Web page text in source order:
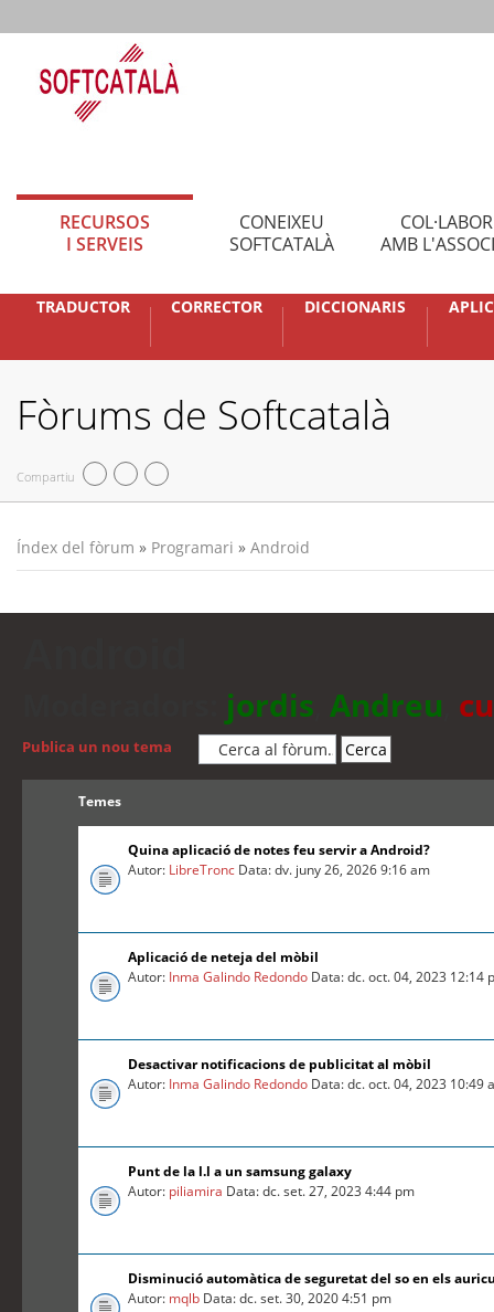
RECURSOS
I SERVEIS
CONEIXEU
SOFTCATALÀ
AMB
TRADUCTOR CORRECTOR DICCIONARIS
Fòrums de Softcatalà
Compartiu
Índex del fòrum » Programari » Android
jordis Andreu
Publica un nou tema
Temes
Quina aplicació de notes feu servir a Android?
Autor: LibreTronc Data: dv. juny 26, 2026 9:16 am
Aplicació de neteja del mòbil
Autor: Inma Galindo Redondo Data: dc. oct. 04, 2023 12:14
Desactivar notificacions de publicitat al mòbil
Autor: Inma Galindo Redondo Data: dc. oct. 04, 2023 10:49
Punt de la l.l a un samsung galaxy
Autor: piliamira Data: dc. set. 27, 2023 4:44 pm
Disminució automàtica de seguretat del so en els
Autor: mqlb Data: dc. set. 30, 2020 4:51 pm